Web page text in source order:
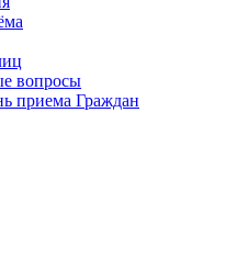
вопросы
приема Граждан